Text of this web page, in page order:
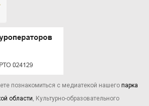
познакомиться с медиатекой нашего парка
области, Культурно-образовательного